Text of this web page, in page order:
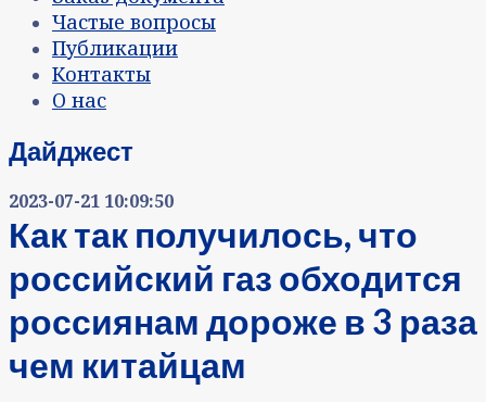
Частые вопросы
Публикации
Контакты
О нас
Дайджест
2023-07-21 10:09:50
Как так получилось, что
российский газ обходится
россиянам дороже в 3 раза
чем китайцам